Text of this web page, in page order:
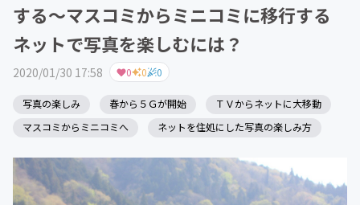
する～マスコミからミニコミに移行する
ネットで写真を楽しむには？
2020/01/30 17:58 0 0 0
写真の楽しみ 春から５Ｇが開始
ＴＶからネットに大移動
マスコミからミニコミへ
ネットを住処にした写真の楽しみ方